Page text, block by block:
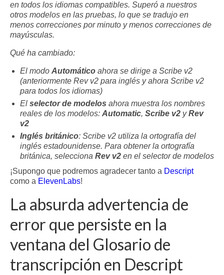
en todos los idiomas compatibles. Superó a nuestros
otros modelos en las pruebas, lo que se tradujo en
menos correcciones por minuto y menos correcciones de
mayúsculas.
Qué ha cambiado:
El modo Automático ahora se dirige a Scribe v2
(anteriormente Rev v2 para inglés y ahora Scribe v2
para todos los idiomas)
El selector de modelos ahora muestra los nombres
reales de los modelos: Automatic, Scribe v2 yRev
v2
Inglés británico: Scribe v2 utiliza la ortografía del
inglés estadounidense. Para obtener la ortografía
británica, selecciona Rev v2 en el selector de modelos
¡Supongo que podremos agradecer tanto a Descript
como a ElevenLabs!
La absurda advertencia de
error que persiste en la
ventana del Glosario de
transcripción en Descript